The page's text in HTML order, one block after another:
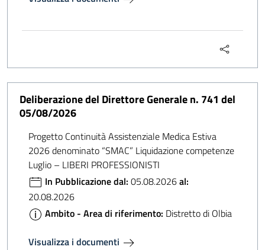
Deliberazione del Direttore Generale n. 741 del
05/08/2026
Progetto Continuità Assistenziale Medica Estiva
2026 denominato “SMAC” Liquidazione competenze
Luglio – LIBERI PROFESSIONISTI
In Pubblicazione dal: 05.08.2026al:
20.08.2026
Ambito - Area di riferimento: Distretto di Olbia
Visualizza i documenti